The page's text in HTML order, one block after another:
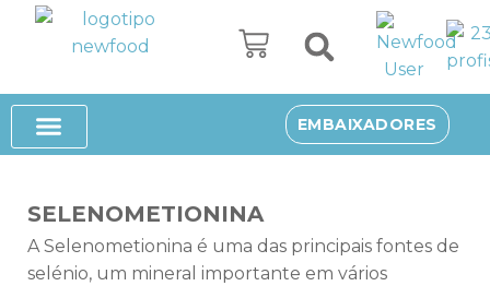
Avançar
conteúdo
EMBAIXADORES
SELENOMETIONINA
A Selenometionina é uma das principais fontes de
selénio, um mineral importante em vários